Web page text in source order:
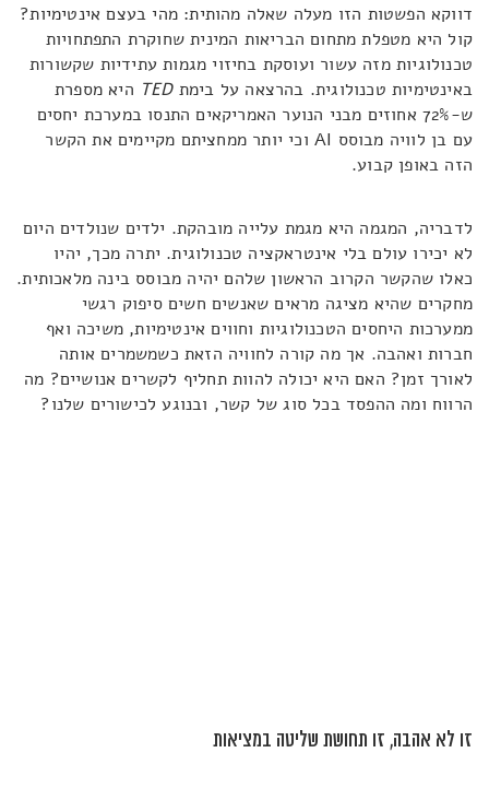
דווקא הפשטות הזו מעלה שאלה מהותית: מהי בעצם אינטימיות?
קול היא מטפלת מתחום הבריאות המינית שחוקרת התפתחויות
טכנולוגיות מזה עשור ועוסקת בחיזוי מגמות עתידיות שקשורות
באינטימיות טכנולוגית. בהרצאה על בימתTED היא מספרת
ש-72% אחוזים מבני הנוער האמריקאים התנסו במערכת יחסים
עם בן לוויה מבוסס AI וכי יותר ממחציתם מקיימים את הקשר
הזה באופן קבוע.
לדבריה, המגמה היא מגמת עלייה מובהקת. ילדים שנולדים היום
לא יכירו עולם בלי אינטראקציה טכנולוגית. יתרה מכך, יהיו
כאלו שהקשר הקרוב הראשון שלהם יהיה מבוסס בינה מלאכותית.
מחקרים שהיא מציגה מראים שאנשים חשים סיפוק רגשי
ממערכות היחסים הטכנולוגיות וחווים אינטימיות, משיכה ואף
חברות ואהבה. אך מה קורה לחוויה הזאת כשמשמרים אותה
לאורך זמן? האם היא יכולה להוות תחליף לקשרים אנושיים? מה
הרווח ומה ההפסד בכל סוג של קשר, ובנוגע לכישורים שלנו?
זו לא אהבה, זו תחושת שליטה במציאות